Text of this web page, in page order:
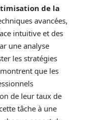
de la
avancées,
intuitive et des
une analyse
les stratégies
que les
de leur taux de
tâche à une